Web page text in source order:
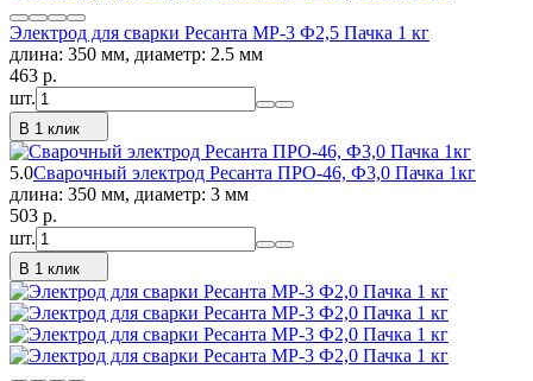
Электрод для сварки Ресанта МР-3 Ф2,5 Пачка 1 кг
длина: 350 мм, диаметр: 2.5 мм
463 p.
шт.
В 1 клик
5.0Сварочный электрод Ресанта ПРО-46, Ф3,0 Пачка 1кг
длина: 350 мм, диаметр: 3 мм
503 p.
шт.
В 1 клик